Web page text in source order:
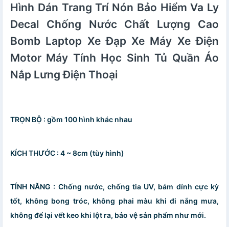
Hình Dán Trang Trí Nón Bảo Hiểm Va Ly
Decal Chống Nước Chất Lượng Cao
Bomb Laptop Xe Đạp Xe Máy Xe Điện
Motor Máy Tính Học Sinh Tủ Quần Áo
Nắp Lưng Điện Thoại
TRỌN BỘ : gồm 100 hình khác nhau
KÍCH THƯỚC : 4 ~ 8cm (tùy hình)
TÍNH NĂNG : Chống nước, chống tia UV, bám dính cực kỳ
tốt, không bong tróc, không phai màu khi đi nắng mưa,
không để lại vết keo khi lột ra, bảo vệ sản phẩm như mới.